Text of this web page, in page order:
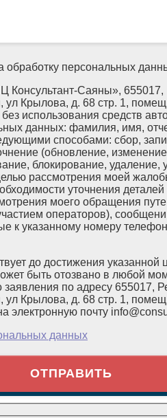
обработку персональных
Саяны», 655017,
ул Крылова, д. 68 стр. 1,
использования средств
данных: фамилия, имя,
способами: сбор,
(обновление,
блокирование, удаление,
рассмотрения моей
уточнения
моего обращения
операторов),
к указанному номеру
до достижения указанной
быть отозвано в любой
по адресу 655017,
ул Крылова, д. 68 стр. 1,
электронную почту
данных